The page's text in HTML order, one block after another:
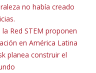
no había creado
Red STEM proponen
en América Latina
planea construir el